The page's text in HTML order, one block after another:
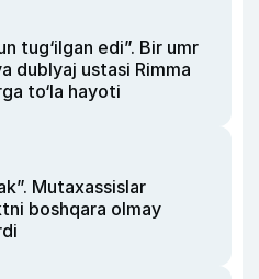
tug‘ilgan edi”. Bir umr
dublyaj ustasi Rimma
to‘la hayoti
Mutaxassislar
boshqara olmay